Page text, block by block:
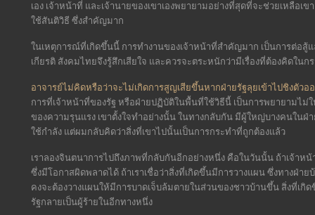
เอง เจ้าหน้าที่ และเจ้านายของเขาเองพยายามอย่างที่สุดที่จะช่วยเหลือ
ใช้สันติวิธี ซึ่งสำคัญมาก
ในเหตุการณ์ที่เกิดขึ้นนี้ การทำงานของเจ้าหน้าที่สำคัญมาก เป็นการต่อสู้
เกียรติ สังคมไทยจึงรู้สึกเสียใจ และควรจะตระหนักว่ามีเรื่องที่ต้องคิดใน
อาจารย์ไม่คิดหรือว่าจะไม่เกิดการสูญเสียขึ้นหากฝ่ายรัฐลุยเข้าไปชิงตัวอ
การที่เจ้าหน้าที่ของรัฐ หรือฝ่ายปฏิบัติในพื้นที่ใช้วิธีนี้ เป็นการพยายามไม่
ของความรุนแรง เขาตั้งใจทำอย่างนั้น ในทางกลับกัน มีผู้ใหญ่บางคนในฝ่
ใช้กำลัง แต่ผมกลับคิดว่าสิ่งที่เขาไปนั้นเป็นการกระทำที่ถูกต้องแล้ว
เราลองจินตนาการไปถึงภาพที่กลับกันอีกอย่างหนึ่ง คือในวันนั้น ถ้าเจ้าห
ซึ่งมีโอกาสผิดพลาดได้ ถ้าเราเชื่อว่าสิ่งที่เกิดขึ้นมีการวางแผน ซึ่งทางฝ่า
คงจะต้องวางแผนให้มีการบาดเจ็บล้มตายในส่วนของชาวบ้านขึ้น สิ่งที่เกิ
รัฐกลายเป็นผู้ร้ายในอีกทางหนึ่ง